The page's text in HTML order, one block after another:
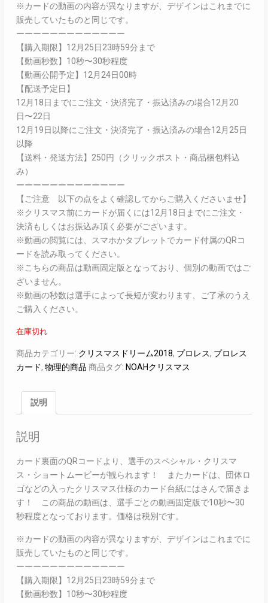
※カードの動画の内容が異なりますが、デザインはこれまでに
販売していたものと同じです。
ーーーーーーーーーーーーー
【購入期限】12月25日23時59分まで
【動画秒数】10秒〜30秒程度
【動画公開予定】12月24日00時
【配送予定日】
12月18日までにご注文・決済完了・振込済みの場合12月20
日〜22日
12月19日以降にご注文・決済完了・振込済みの場合12月25日
以降
【送料・発送方法】250円（クリックポスト・商品梱包料込
み）
ーーーーーーーーーーーーー
【ご注意 以下の点をよく確認してからご購入くださいませ】
※クリスマス前にカードが届くには12月18日までにご注文・
決済もしくはお振込み頂く必要がございます。
※動画の閲覧には、スマホかタブレットでカード付属のQRコ
ードを読み取ってください。
※こちらの商品は動画固定版となっており、個別の動画ではご
ざいません。
※動画の秒数は選手によって長短が変わります、ご了承のうえ
ご購入ください。
在庫切れ
商品カテゴリー: クリスマスドリーム2018, プロレス, プロレス
カード, 物理的商品 商品タグ: NOAHクリスマス
説明
説明
カード裏面のQRコードより、選手のスペシャル・クリスマ
ス・ショートムービーが観られます！ またカードは、団体ロ
ゴなどの入ったクリスマス仕様のカード台紙にはさんで届きま
す！ この商品の動画は、選手ごとの動画固定版で10秒〜30
秒程度となっております。価格は税別です。
※カードの動画の内容が異なりますが、デザインはこれまでに
販売していたものと同じです。
ーーーーーーーーーーーーー
【購入期限】12月25日23時59分まで
【動画秒数】10秒〜30秒程度